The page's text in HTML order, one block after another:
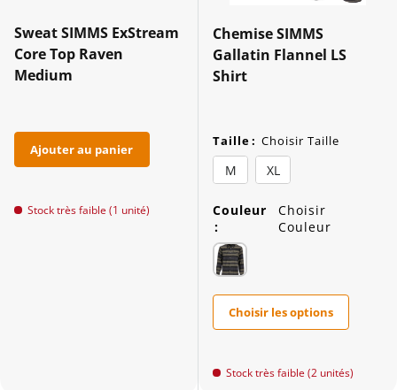
Sweat SIMMS ExStream
Core Top Raven
Medium
Ajouter au panier
Stock très faible (1 unité)
Chemise SIMMS
Gallatin Flannel LS
Shirt
Taille: Choisir Taille
M XL
Couleur
:
Choisir
Couleur
Choisir les options
Stock très faible (2 unités)